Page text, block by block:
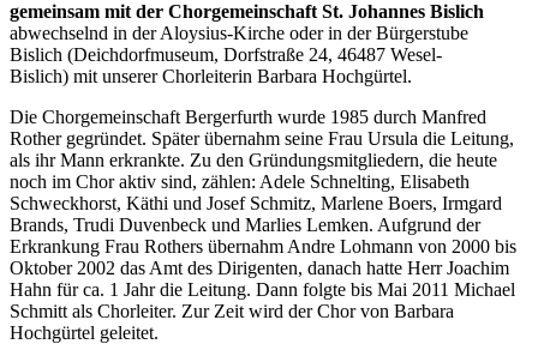
gemeinsam mit der Chorgemeinschaft St. Johannes Bislich
abwechselnd in der Aloysius-Kirche oder in der Bürgerstube
Bislich (Deichdorfmuseum, Dorfstraße 24, 46487 Wesel-
Bislich) mit unserer Chorleiterin Barbara Hochgürtel.
Die Chorgemeinschaft Bergerfurth wurde 1985 durch Manfred
Rother gegründet. Später übernahm seine Frau Ursula die Leitung,
als ihr Mann erkrankte. Zu den Gründungsmitgliedern, die heute
noch im Chor aktiv sind, zählen: Adele Schnelting, Elisabeth
Schweckhorst, Käthi und Josef Schmitz, Marlene Boers, Irmgard
Brands, Trudi Duvenbeck und Marlies Lemken. Aufgrund der
Erkrankung Frau Rothers übernahm Andre Lohmann von 2000 bis
Oktober 2002 das Amt des Dirigenten, danach hatte Herr Joachim
Hahn für ca. 1 Jahr die Leitung. Dann folgte bis Mai 2011 Michael
Schmitt als Chorleiter. Zur Zeit wird der Chor von Barbara
Hochgürtel geleitet.